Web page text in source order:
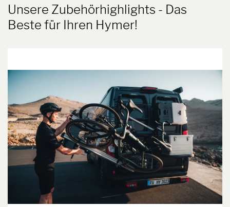
Unsere Zubehörhighlights - Das
Beste für Ihren Hymer!